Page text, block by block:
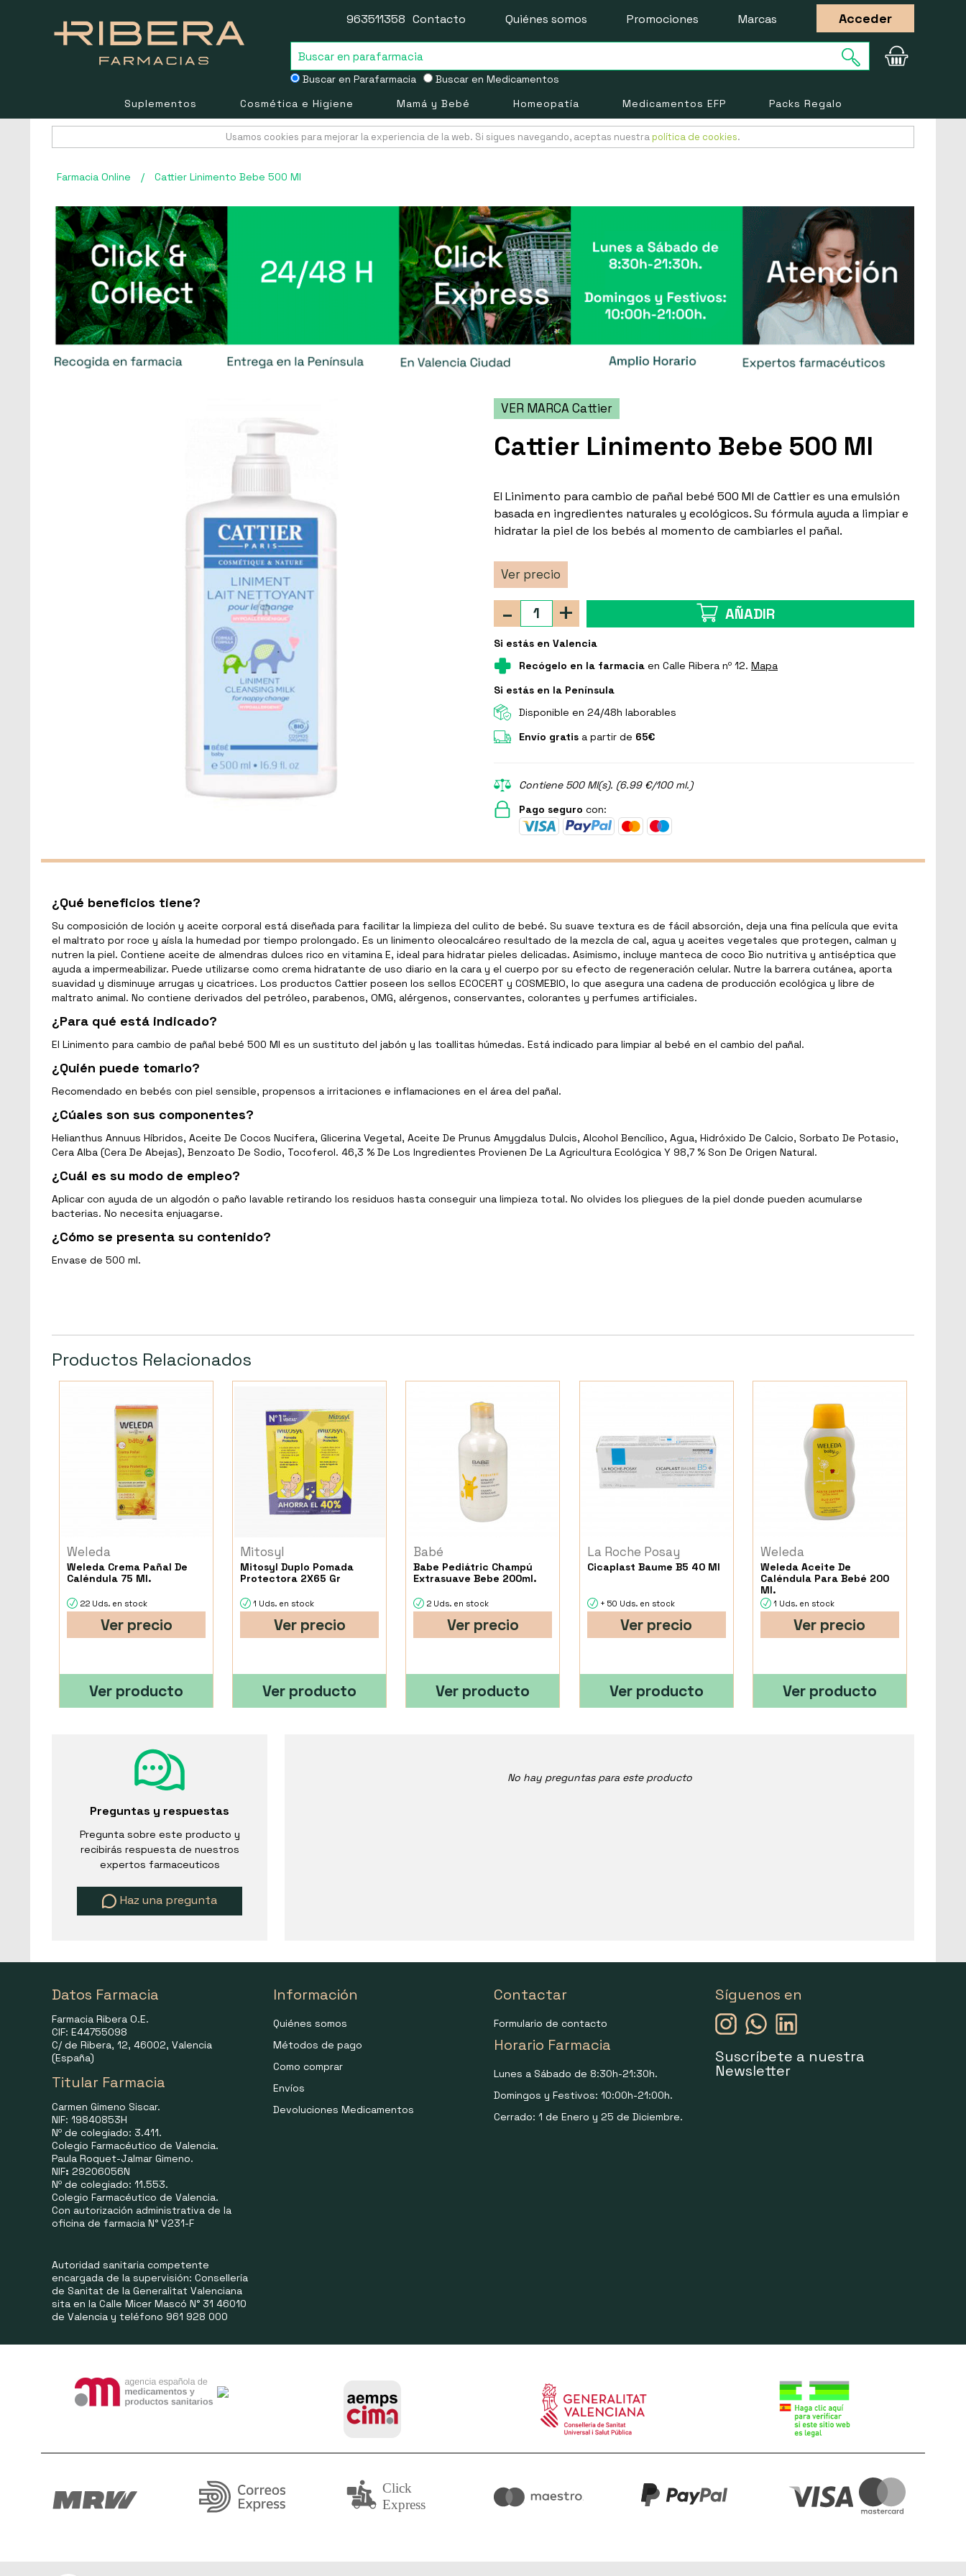
Buscar en Parafarmacia Buscar en Medicamentos
963511358 Contacto Quiénes somos Promociones Marcas Acceder
Suplementos Cosmética e Higiene Mamá y Bebé Homeopatía Medicamentos EFP Packs Regalo
Usamos cookies para mejorar la experiencia de la web. Si sigues navegando, aceptas nuestra política de cookies.
Farmacia Online / Cattier Linimento Bebe 500 Ml
VER MARCA Cattier
Cattier Linimento Bebe 500 Ml
El Linimento para cambio de pañal bebé 500 Ml de Cattier es una emulsión
basada en ingredientes naturales y ecológicos. Su fórmula ayuda a limpiar e
hidratar la piel de los bebés al momento de cambiarles el pañal.
Ver precio
+
- AÑADIR
Si estás en Valencia
Recógelo en la farmacia en Calle Ribera nº 12. Mapa
Si estás en la Península
Disponible en 24/48h laborables
Envío gratis a partir de 65€
Contiene 500 Ml(s). (6.99 €/100 ml.)
Pago seguro con:
¿Qué beneficios tiene?
Su composición de loción y aceite corporal está diseñada para facilitar la limpieza del culito de bebé. Su suave textura es de fácil absorción, deja una fina película que evita
el maltrato por roce y aísla la humedad por tiempo prolongado. Es un linimento oleocalcáreo resultado de la mezcla de cal, agua y aceites vegetales que protegen, calman y
nutren la piel. Contiene aceite de almendras dulces rico en vitamina E, ideal para hidratar pieles delicadas. Asimismo, incluye manteca de coco Bio nutritiva y antiséptica que
ayuda a impermeabilizar. Puede utilizarse como crema hidratante de uso diario en la cara y el cuerpo por su efecto de regeneración celular. Nutre la barrera cutánea, aporta
suavidad y disminuye arrugas y cicatrices. Los productos Cattier poseen los sellos ECOCERT y COSMEBIO, lo que asegura una cadena de producción ecológica y libre de
maltrato animal. No contiene derivados del petróleo, parabenos, OMG, alérgenos, conservantes, colorantes y perfumes artificiales.
¿Para qué está indicado?
El Linimento para cambio de pañal bebé 500 Ml es un sustituto del jabón y las toallitas húmedas. Está indicado para limpiar al bebé en el cambio del pañal.
¿Quién puede tomarlo?
Recomendado en bebés con piel sensible, propensos a irritaciones e inflamaciones en el área del pañal.
¿Cúales son sus componentes?
Helianthus Annuus Híbridos, Aceite De Cocos Nucifera, Glicerina Vegetal, Aceite De Prunus Amygdalus Dulcis, Alcohol Bencílico, Agua, Hidróxido De Calcio, Sorbato De Potasio,
Cera Alba (Cera De Abejas), Benzoato De Sodio, Tocoferol. 46,3 % De Los Ingredientes Provienen De La Agricultura Ecológica Y 98,7 % Son De Origen Natural.
¿Cuál es su modo de empleo?
Aplicar con ayuda de un algodón o paño lavable retirando los residuos hasta conseguir una limpieza total. No olvides los pliegues de la piel donde pueden acumularse
bacterias. No necesita enjuagarse.
¿Cómo se presenta su contenido?
Envase de 500 ml.
Productos Relacionados
Weleda
Weleda Crema Pañal De
Caléndula 75 Ml.
22 Uds. en stock
Ver precio
Ver producto
Mitosyl
Mitosyl Duplo Pomada
Protectora 2X65 Gr
1 Uds. en stock
Ver precio
Ver producto
Babé
Babe Pediátric Champú
Extrasuave Bebe 200ml.
2 Uds. en stock
Ver precio
Ver producto
La Roche Posay
Cicaplast Baume B5 40 Ml
+ 50 Uds. en stock
Ver precio
Ver producto
Weleda
Weleda Aceite De
Caléndula Para Bebé 200
Ml.
1 Uds. en stock
Ver precio
Ver producto
Preguntas y respuestas
Pregunta sobre este producto y
recibirás respuesta de nuestros
expertos farmaceuticos
Haz una pregunta
No hay preguntas para este producto
Datos Farmacia
Farmacia Ribera O.E.
CIF: E44755098
C/ de Ribera, 12, 46002, Valencia
(España)
Titular Farmacia
Carmen Gimeno Siscar.
NIF: 19840853H
Nº de colegiado: 3.411.
Colegio Farmacéutico de Valencia.
Paula Roquet-Jalmar Gimeno.
NIF: 29206056N
Nº de colegiado: 11.553.
Colegio Farmacéutico de Valencia.
Con autorización administrativa de la
oficina de farmacia N° V231-F
Autoridad sanitaria competente
encargada de la supervisión: Consellería
de Sanitat de la Generalitat Valenciana
sita en la Calle Micer Mascó N° 31 46010
de Valencia y teléfono 961 928 000
Información
Quiénes somos
Métodos de pago
Como comprar
Envíos
Devoluciones Medicamentos
Contactar
Formulario de contacto
Horario Farmacia
Lunes a Sábado de 8:30h-21:30h.
Domingos y Festivos: 10:00h-21:00h.
Cerrado: 1 de Enero y 25 de Diciembre.
Síguenos en
Suscríbete a nuestra
Newsletter